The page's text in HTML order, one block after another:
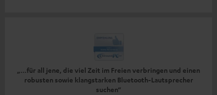
„…für all jene, die viel Zeit im Freien verbringen und einen
robusten sowie klangstarken Bluetooth-Lautsprecher
suchen“